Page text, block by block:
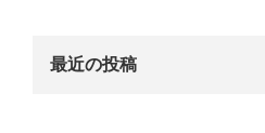
最近の投稿